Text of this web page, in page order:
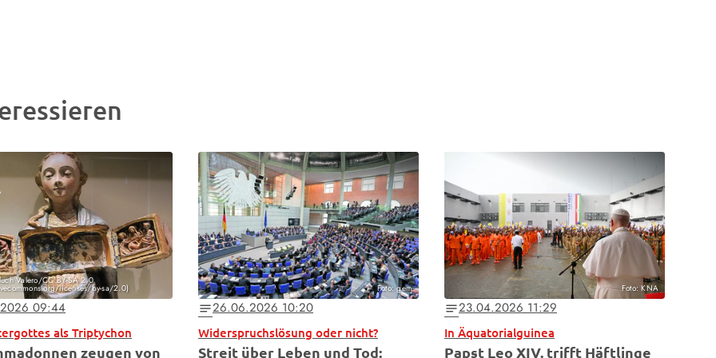
Valero/CC BY-SA 2.0
licenses/by-sa/2.0)
09:44
als Triptychon
zeugen von
Foto: gem
notes26.06.2026 10:20
Widerspruchslösung oder nicht?
Streit über Leben und Tod:
Foto: KNA
notes23.04.2026 11:29
In Äquatorialguinea
Papst Leo XIV. trifft Häftlinge